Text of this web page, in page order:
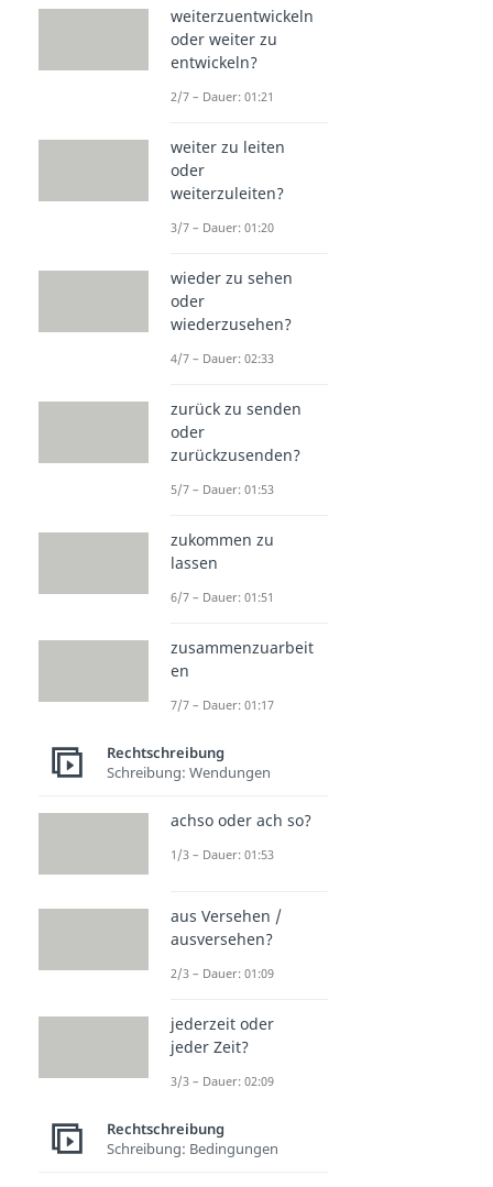
weiterzuentwickeln
oder weiter zu
entwickeln?
2/7 – Dauer: 01:21
weiter zu leiten
oder
weiterzuleiten?
3/7 – Dauer: 01:20
wieder zu sehen
oder
wiederzusehen?
4/7 – Dauer: 02:33
zurück zu senden
oder
zurückzusenden?
5/7 – Dauer: 01:53
zukommen zu
lassen
6/7 – Dauer: 01:51
zusammenzuarbeit
en
7/7 – Dauer: 01:17
Rechtschreibung
Schreibung: Wendungen
achso oder ach so?
1/3 – Dauer: 01:53
aus Versehen /
ausversehen?
2/3 – Dauer: 01:09
jederzeit oder
jeder Zeit?
3/3 – Dauer: 02:09
Rechtschreibung
Schreibung: Bedingungen